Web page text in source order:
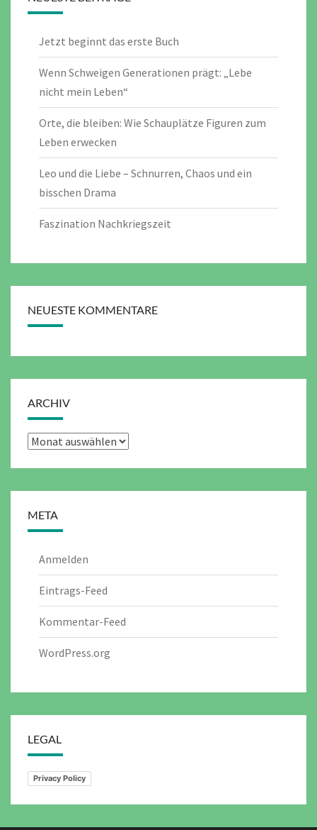
Jetzt beginnt das erste Buch
Wenn Schweigen Generationen prägt: „Lebe
nicht mein Leben“
Orte, die bleiben: Wie Schauplätze Figuren zum
Leben erwecken
Leo und die Liebe – Schnurren, Chaos und ein
bisschen Drama
Faszination Nachkriegszeit
NEUESTE KOMMENTARE
ARCHIV
Archiv
META
Anmelden
Eintrags-Feed
Kommentar-Feed
WordPress.org
LEGAL
Privacy Policy